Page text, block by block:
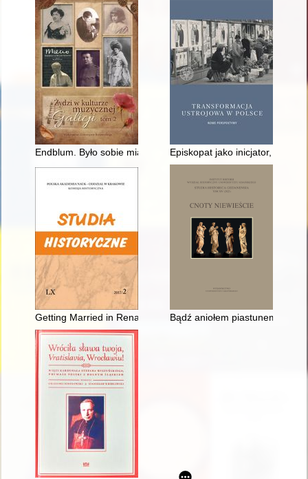
Endblum. Było sobie miasto Episkopat jako inicjator,
Getting Married in Renaissance England as Presented in the
Bądź aniołem piastunem